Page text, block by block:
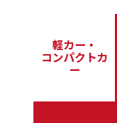
軽カー・
コンパクトカ
ー